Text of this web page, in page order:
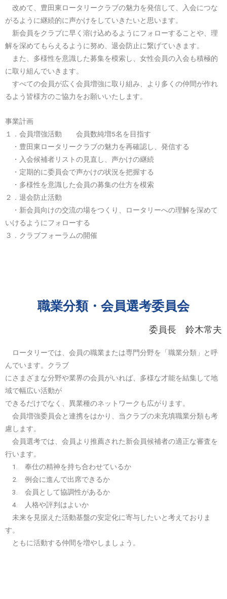
改めて、豊田東ロータリークラブの魅力を発信して、入会につな
がるように継続的に声かけをしていきたいと思います。
新会員をクラブに早く溶け込めるようにフォローすることや、理
解を深めてもらえるように努め、退会防止に繋げていきます。
また、多様性を意識した募集を模索し、女性会員の入会も積極的
に取り組んでいきます。
すべての会員が広く会員増強に取り組み、より多くの仲間が作れ
るよう皆様方のご協力をお願いいたします。
事業計画
１．会員増強活動 会員数純増5名を目指す
・豊田東ロータリークラブの魅力を再確認し、発信する
・入会候補者リストの見直し、声かけの継続
・定期的に委員会で声かけの状況を把握する
・多様性を意識した会員の募集の仕方を模索
２．退会防止活動
・新会員向けの交流の場をつくり、ロータリーへの理解を深めて
いけるようにフォローする
３．クラブフォーラムの開催
職業分類・会員選考委員会
委員長 鈴木常夫
ロータリーでは、会員の職業または専門分野を「職業分類」と呼
んでいます。クラブ
にさまざまな分野や業界の会員がいれば、多様な才能を結集して地
域で幅広い活動が
できるだけでなく、異業種のネットワークも広がります。
会員増強委員会と連携をはかり、当クラブの未充填職業分類も考
慮します。
会員選考では、会員より推薦された新会員候補者の適正な審査を
行います。
1. 奉仕の精神を持ち合わせているか
2. 例会に進んで出席できるか
3. 会員として協調性があるか
4. 人格や評判はよいか
未来を見据えた活動基盤の安定化に寄与したいと考えておりま
す。
ともに活動する仲間を増やしましょう。